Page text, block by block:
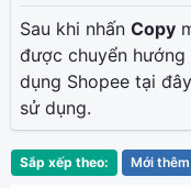
Sau khi nhấn Copy
được chuyển hướng
dụng Shopee tại
sử dụng.
Sắp xếp theo: Mới thêm